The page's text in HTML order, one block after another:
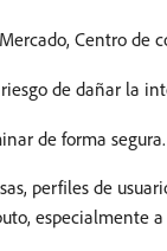
Centro de
de dañar la
de forma segura.
perfiles de
especialmente